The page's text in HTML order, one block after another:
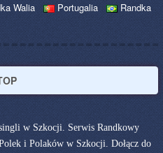
Walia Portugalia
Randka
w Szkocji. Serwis Randkowy
i Polaków w Szkocji. Dołącz do